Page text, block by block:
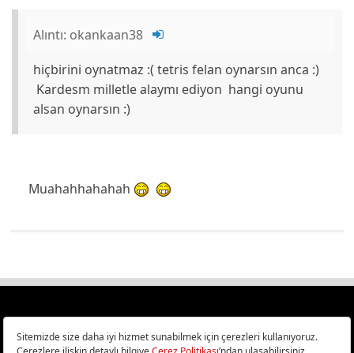
Alıntı: okankaan38
hiçbirini oynatmaz :( tetris felan oynarsın anca :)
Kardesm milletle alaymı ediyon hangi oyunu
alsan oynarsın :)
Muahahhahahah
Türkiye